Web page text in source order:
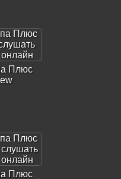
Плюс
Плюс